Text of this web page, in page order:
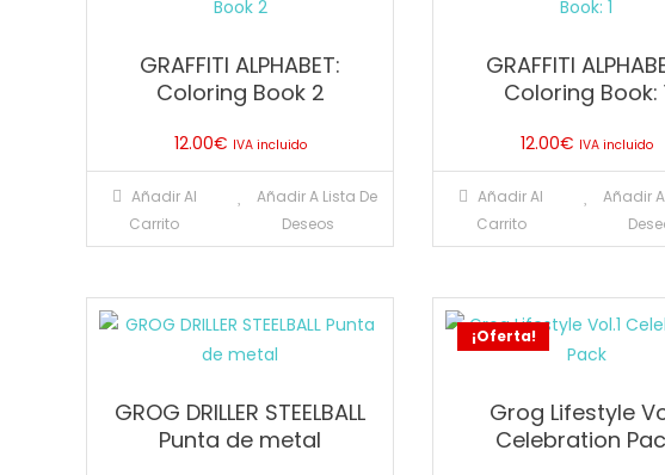
GRAFFITI ALPHABET:
Coloring Book 2
12.00€ IVA incluido
Añadir Al
Carrito
Añadir A Lista De
Deseos
GRAFFITI
Coloring Book:
12.00€ IVA incluido
Añadir Al
Carrito
Añadir
GROG DRILLER STEELBALL
Punta de metal
¡Oferta!
Grog Lifestyle
Celebration